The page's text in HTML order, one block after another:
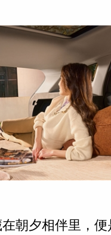
朝夕相伴里，